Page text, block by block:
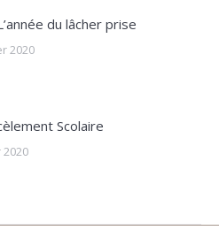
du lâcher prise
2020
Scolaire